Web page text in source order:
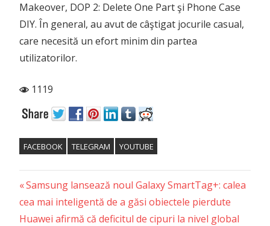
Makeover, DOP 2: Delete One Part şi Phone Case
DIY. În general, au avut de câştigat jocurile casual,
care necesită un efort minim din partea
utilizatorilor.
1119
FACEBOOK TELEGRAM YOUTUBE
Post
navigation
Previous
Post:
Samsung lansează noul Galaxy SmartTag+: calea
cea mai inteligentă de a găsi obiectele pierdute
Next
Huawei afirmă că deficitul de cipuri la nivel global